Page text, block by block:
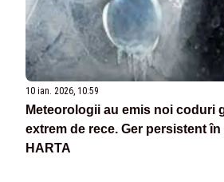
10 ian. 2026, 10:59
Meteorologii au emis noi coduri
extrem de rece. Ger persistent
HARTA